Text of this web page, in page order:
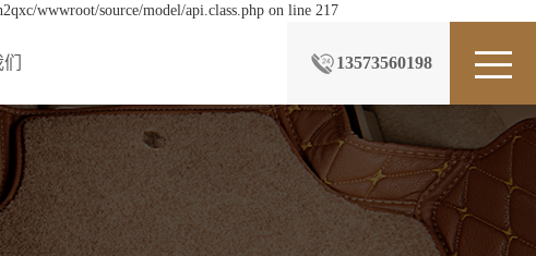
wwwroot/source/model/api.class.php on line 217
13573560198